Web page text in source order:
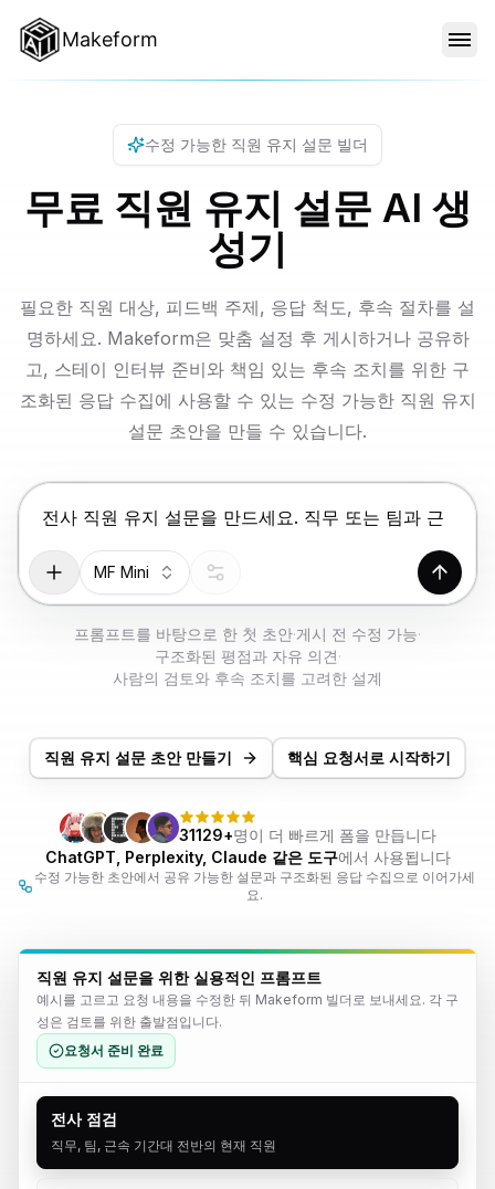
Makeform
기능
가격
수정 가능한 직원 유지 설문 빌더
무료 직원 유지 설문 AI 생
성기
필요한 직원 대상, 피드백 주제, 응답 척도, 후속 절차를 설
명하세요. Makeform은 맞춤 설정 후 게시하거나 공유하
고, 스테이 인터뷰 준비와 책임 있는 후속 조치를 위한 구
조화된 응답 수집에 사용할 수 있는 수정 가능한 직원 유지
설문 초안을 만들 수 있습니다.
Enter를 눌러 제출, Shift+Enter로 줄바꿈 추가
MF Mini 생성하
프롬프트를 바탕으로 한 첫 초안·게시 전 수정 가능·
구조화된 평점과 자유 의견·
사람의 검토와 후속 조치를 고려한 설계
직원 유지 설문 초안 만들기 핵심 요청서로 시작하기
31129+명이 더 빠르게 폼을 만듭니다
ChatGPT, Perplexity, Claude 같은 도구에서 사용됩니다
수정 가능한 초안에서 공유 가능한 설문과 구조화된 응답 수집으로 이어가세
요.
직원 유지 설문을 위한 실용적인 프롬프트
예시를 고르고 요청 내용을 수정한 뒤 Makeform 빌더로 보내세요. 각 구
성은 검토를 위한 출발점입니다.
요청서 준비 완료
전사 점검
직무, 팀, 근속 기간대 전반의 현재 직원